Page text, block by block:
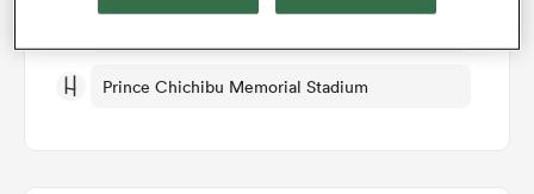
Prince Chichibu Memorial Stadium